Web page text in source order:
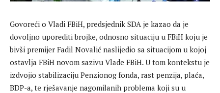
Govoreći o Vladi FBiH, predsjednik SDA je kazao da je
dovoljno uporediti brojke, odnosno situaciju u FBiH koju je
bivši premijer Fadil Novalić naslijedio sa situacijom u kojoj
ostavlja FBiH novom sazivu Vlade FBiH. U tom kontekstu je
izdvojio stabilizaciju Penzionog fonda, rast penzija, plaća,
BDP-a, te rješavanje nagomilanih problema koji su u